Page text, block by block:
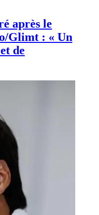
après le
Glimt : « Un
de